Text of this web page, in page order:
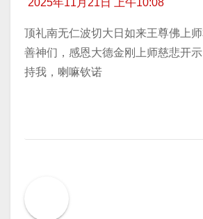
2025年11月21日 上午10:08
顶礼南无仁波切大日如来王尊佛上
善神们，感恩大德金刚上师慈悲开
持我，喇嘛钦诺